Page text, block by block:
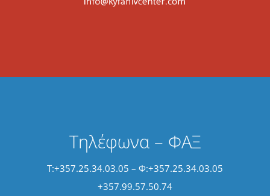
Τηλέφωνα – ΦΑΞ
Τ:+357.25.34.03.05 – Φ:+357.25.34.03.05
+357.99.57.50.74